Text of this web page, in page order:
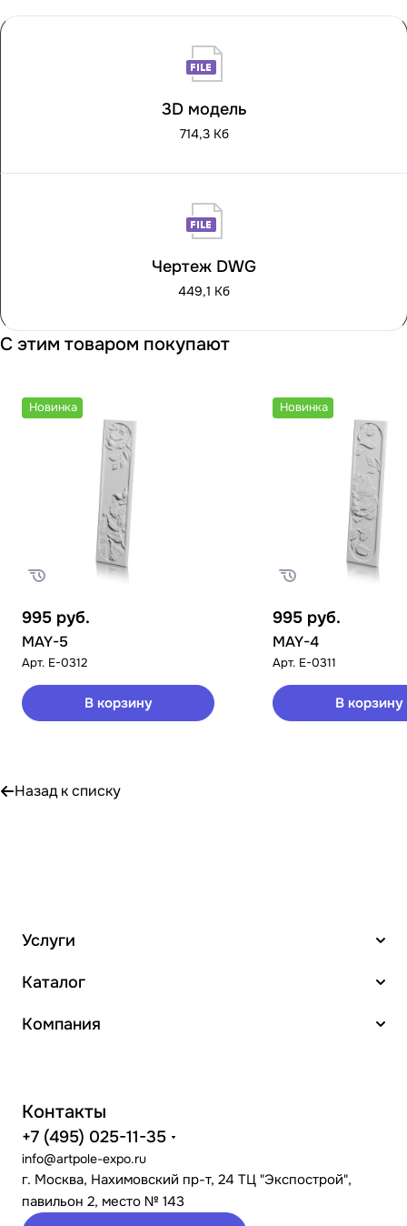
3D модель
714,3 Кб
Чертеж DWG
449,1 Кб
С этим товаром покупают
Новинка
995 руб.
MAY-5
Арт. E-0312
В корзину
Новинка
995 руб.
MAY-4
Арт. E-0311
В корзину
Назад к списку
Услуги
Каталог
Компания
Контакты
+7 (495) 025-11-35
info@artpole-expo.ru
г. Москва, Нахимовский пр-т, 24 ТЦ "Экспострой",
павильон 2, место № 143